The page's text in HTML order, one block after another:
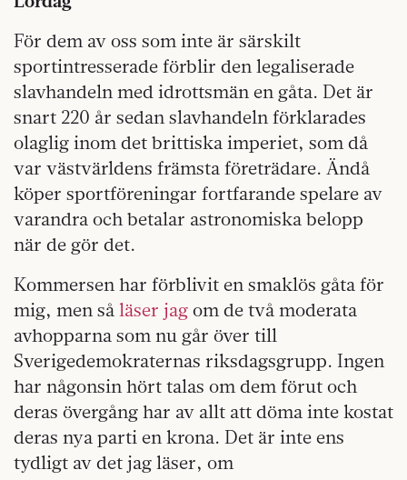
För dem av oss som inte är särskilt
sportintresserade förblir den legaliserade
slavhandeln med idrottsmän en gåta. Det är
snart 220 år sedan slavhandeln förklarades
olaglig inom det brittiska imperiet, som då
var västvärldens främsta företrädare. Ändå
köper sportföreningar fortfarande spelare av
varandra och betalar astronomiska belopp
när de gör det.
Kommersen har förblivit en smaklös gåta för
mig, men så läser jag om de två moderata
avhopparna som nu går över till
Sverigedemokraternas riksdagsgrupp. Ingen
har någonsin hört talas om dem förut och
deras övergång har av allt att döma inte kostat
deras nya parti en krona. Det är inte ens
tydligt av det jag läser, om